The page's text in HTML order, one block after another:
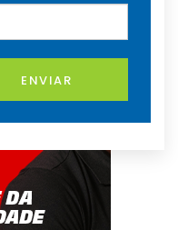
ENVIAR